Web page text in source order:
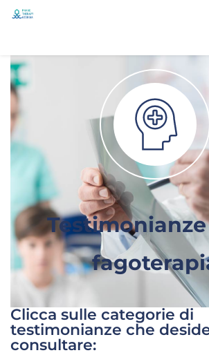
Clicca sulle categorie di
testimonianze che
consultare: